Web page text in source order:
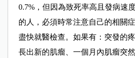
0.7%，但因為致死率高且發病速
的人，必須時常注意自己的相關
盡快就醫檢查。如果有：突發的
長出新的肌瘤、一個月內肌瘤突